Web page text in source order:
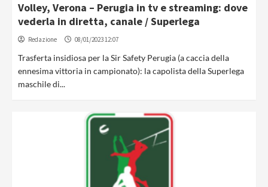
Volley, Verona – Perugia in tv e streaming: dove
vederla in diretta, canale / Superlega
Redazione 08/01/2023 12:07
Trasferta insidiosa per la Sir Safety Perugia (a caccia della
ennesima vittoria in campionato): la capolista della Superlega
maschile di...